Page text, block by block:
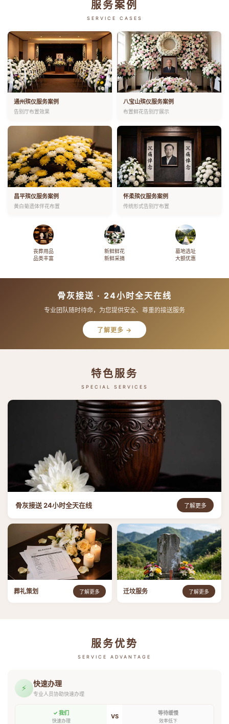
服务案例
SERVICE CASES
通州殡仪服务案例
告别厅布置效果
八宝山殡仪服务案例
布置鲜花告别厅展示
昌平殡仪服务案例
黄白菊遗体伴花布置
怀柔殡仪服务案例
传统形式告别厅布置
丧葬用品
品类丰富
新鲜鲜花
新鲜采摘
墓地选址
大额优惠
骨灰接送 · 24小时全天在线
专业团队随时待命，为您提供安全、尊重的接送服务
了解更多 →
特色服务
SPECIAL SERVICES
骨灰接送 24小时全天在线 了解更多
葬礼策划 了解更多 迁坟服务 了解更多
服务优势
SERVICE ADVANTAGE
⚡ 快速办理
专业人员协助快速办理
✓ 我们
快速办理
VS 等待缓慢
效率低下